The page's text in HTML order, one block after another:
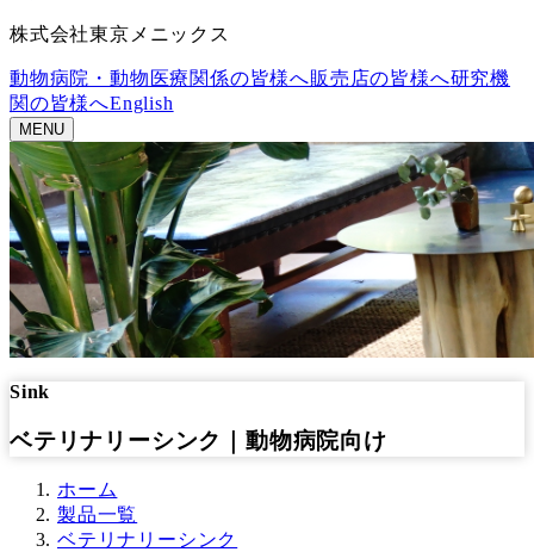
株式会社東京メニックス
動物病院・動物医療関係の皆様へ販売店の皆様へ研究機
関の皆様へEnglish
MENU
Sink
ベテリナリーシンク｜動物病院向け
ホーム
製品一覧
ベテリナリーシンク